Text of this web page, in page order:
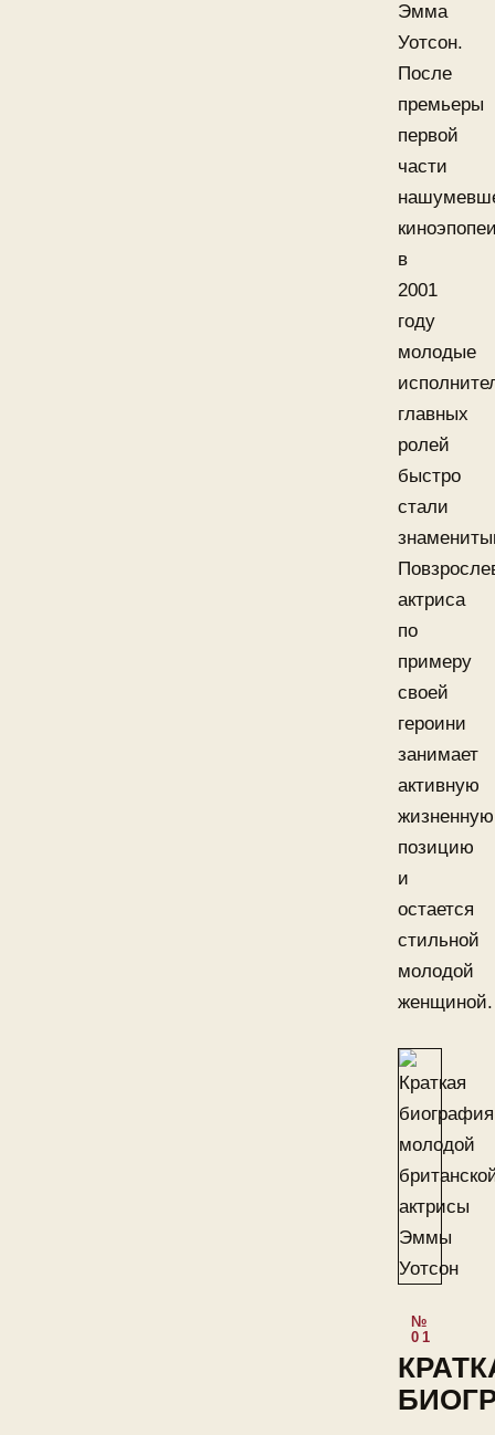
Эмма
Уотсон.
После
премьеры
первой
части
в
2001
году
молодые
главных
ролей
быстро
стали
актриса
по
примеру
своей
героини
занимает
активную
жизненную
позицию
и
остается
стильной
молодой
женщиной.